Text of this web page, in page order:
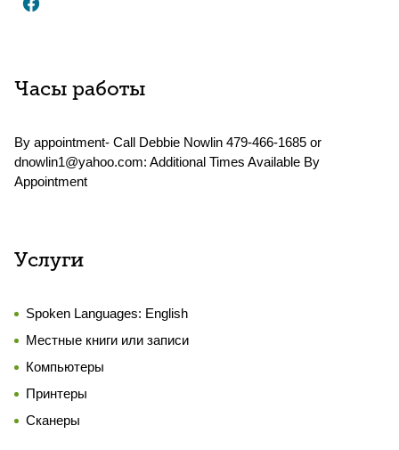
Часы работы
By appointment- Call Debbie Nowlin 479-466-1685 or
dnowlin1@yahoo.com: Additional Times Available By
Appointment
Услуги
Spoken Languages: English
Местные книги или записи
Компьютеры
Принтеры
Сканеры